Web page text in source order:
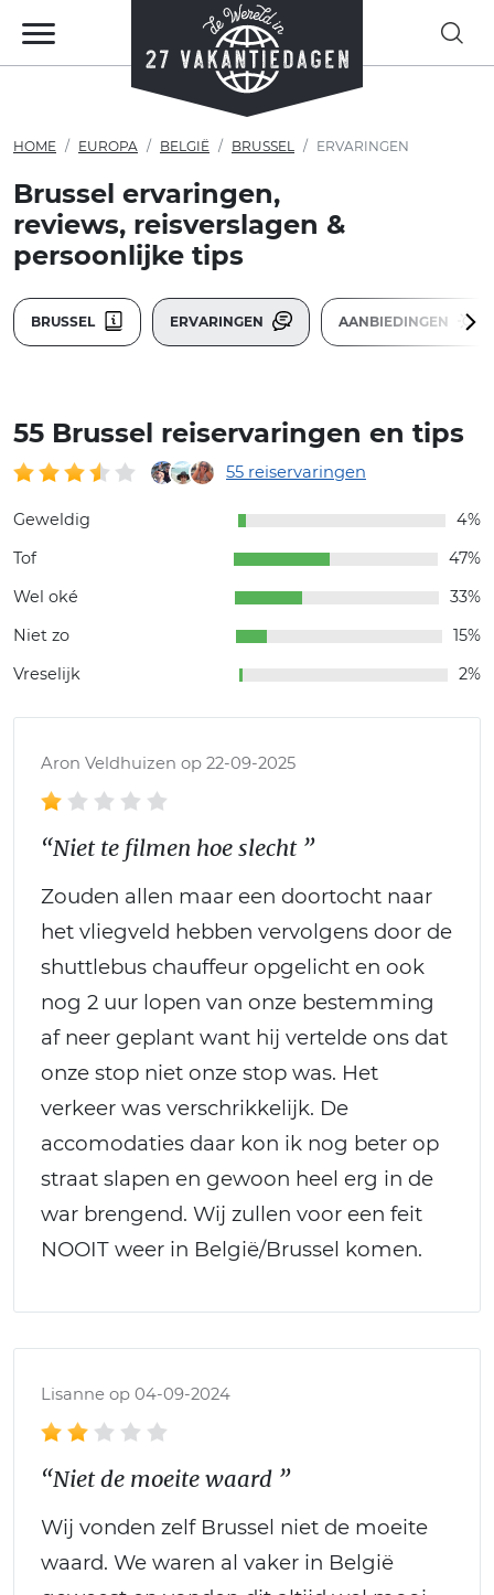
HOME EUROPA BELGIË BRUSSEL ERVARINGEN
Brussel ervaringen,
reviews, reisverslagen &
persoonlijke tips
BRUSSEL ERVARINGEN AANBIEDINGEN
55 Brussel reiservaringen en tips
55 reiservaringen
Geweldig
4%
Tof
47%
Wel oké
33%
Niet zo
15%
Vreselijk
2%
Aron Veldhuizen op 22-09-2025
“Niet te filmen hoe slecht ”
Zouden allen maar een doortocht naar
het vliegveld hebben vervolgens door de
shuttlebus chauffeur opgelicht en ook
nog 2 uur lopen van onze bestemming
af neer geplant want hij vertelde ons dat
onze stop niet onze stop was. Het
verkeer was verschrikkelijk. De
accomodaties daar kon ik nog beter op
straat slapen en gewoon heel erg in de
war brengend. Wij zullen voor een feit
NOOIT weer in België/Brussel komen.
Lisanne op 04-09-2024
“Niet de moeite waard ”
Wij vonden zelf Brussel niet de moeite
waard. We waren al vaker in België